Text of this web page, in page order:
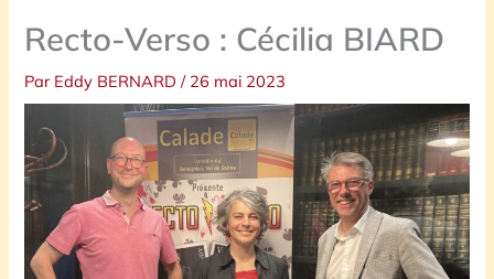
Recto-Verso : Cécilia BIARD
Par Eddy BERNARD/ 26 mai 2023